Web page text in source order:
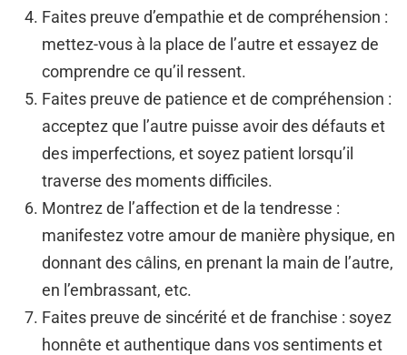
Faites preuve d’empathie et de compréhension :
mettez-vous à la place de l’autre et essayez de
comprendre ce qu’il ressent.
Faites preuve de patience et de compréhension :
acceptez que l’autre puisse avoir des défauts et
des imperfections, et soyez patient lorsqu’il
traverse des moments difficiles.
Montrez de l’affection et de la tendresse :
manifestez votre amour de manière physique, en
donnant des câlins, en prenant la main de l’autre,
en l’embrassant, etc.
Faites preuve de sincérité et de franchise : soyez
honnête et authentique dans vos sentiments et